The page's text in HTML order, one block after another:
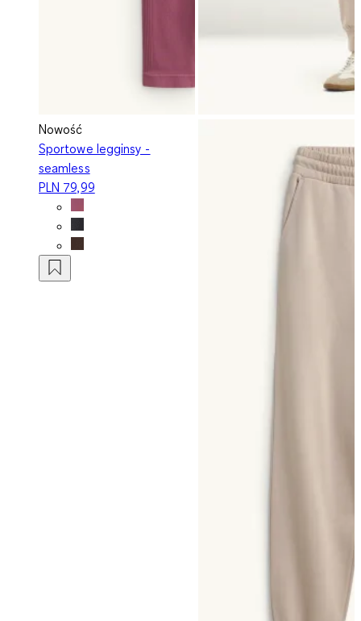
Nowość
Sportowe legginsy -
seamless
PLN 79,99